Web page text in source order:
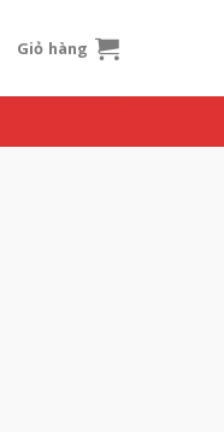
Giỏ hàng